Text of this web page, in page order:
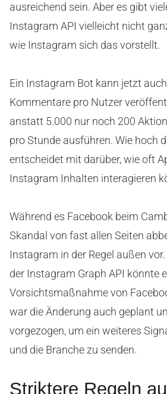
ausreichend sein. Aber es gibt
Instagram API vielleicht nicht
wie Instagram sich das vorstellt.
Ein Instagram Bot kann jetzt
Kommentare pro Nutzer
anstatt 5.000 nur noch 200
pro Stunde ausführen. Wie hoch
entscheidet mit darüber, wie oft
Instagram Inhalten interagieren
Während es Facebook beim
Skandal von fast allen Seiten
Instagram in der Regel außen
der Instagram Graph API könnte
Vorsichtsmaßnahme von
war die Änderung auch geplant
vorgezogen, um ein weiteres
und die Branche zu senden.
Striktere Regeln